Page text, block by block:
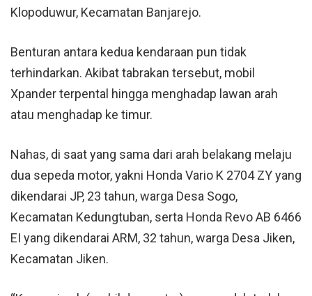
Klopoduwur, Kecamatan Banjarejo.
Benturan antara kedua kendaraan pun tidak
terhindarkan. Akibat tabrakan tersebut, mobil
Xpander terpental hingga menghadap lawan arah
atau menghadap ke timur.
Nahas, di saat yang sama dari arah belakang melaju
dua sepeda motor, yakni Honda Vario K 2704 ZY yang
dikendarai JP, 23 tahun, warga Desa Sogo,
Kecamatan Kedungtuban, serta Honda Revo AB 6466
EI yang dikendarai ARM, 32 tahun, warga Desa Jiken,
Kecamatan Jiken.